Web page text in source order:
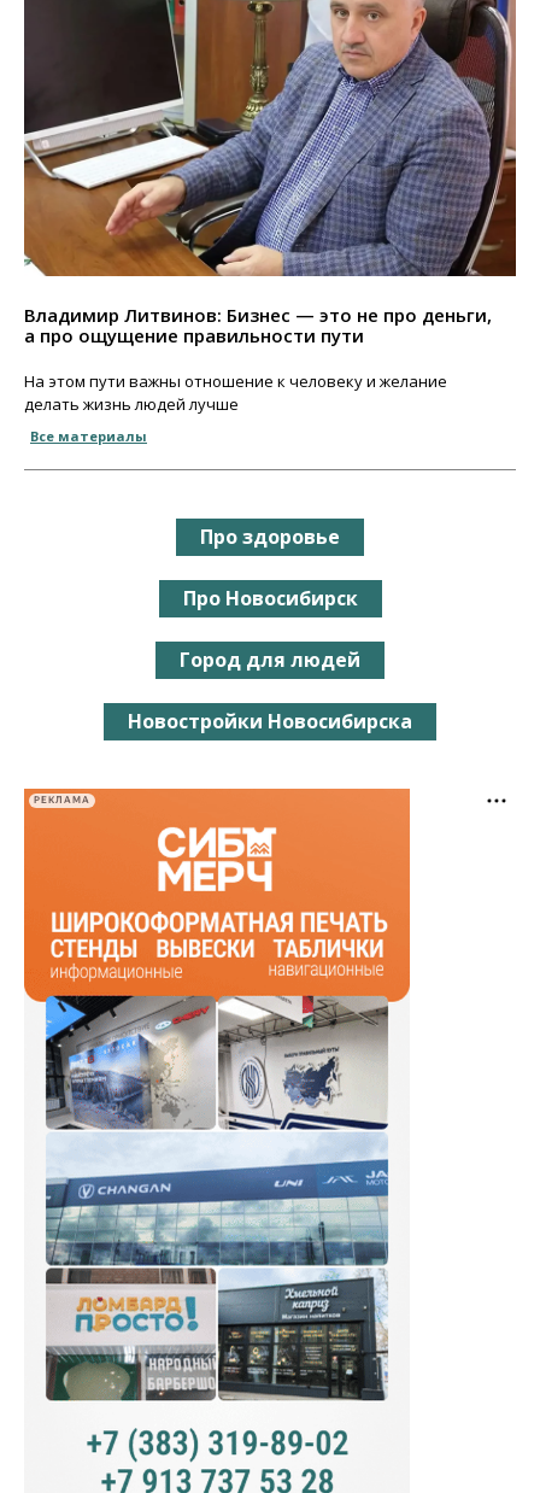
Владимир Литвинов: Бизнес — это не про деньги,
а про ощущение правильности пути
На этом пути важны отношение к человеку и желание
делать жизнь людей лучше
Все материалы
Про здоровье
Про Новосибирск
Город для людей
Новостройки Новосибирска
РЕКЛАМА